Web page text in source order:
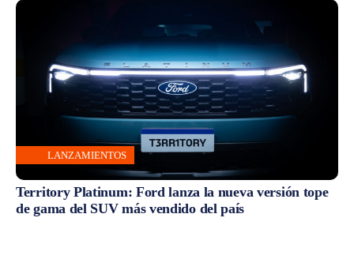
LANZAMIENTOS
Territory Platinum: Ford lanza la nueva versión tope
de gama del SUV más vendido del país